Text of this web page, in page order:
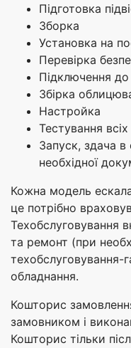
Підготовка
Зборка
Установка на
Перевірка
Підключення
Збірка
Настройка
Тестування
Запуск, здача в
необхідної
Кожна модель
це потрібно
Техобслуговування
та ремонт (при
техобслуговування-
обладнання.
Кошторис
замовником і
Кошторис тільки